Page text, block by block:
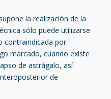
la realización de la
sólo puede utilizarse
contraindicada por
marcado, cuando existe
de astrágalo, así
de